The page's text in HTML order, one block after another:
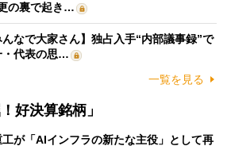
の裏で起き…
んなで大家さん】独占入手“内部議事録”で
・代表の思…
一覧を見る
好決算銘柄」
工が「AIインフラの新たな主役」として再